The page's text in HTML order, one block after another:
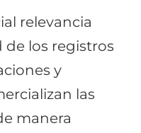
relevancia
de los registros
y
las
manera